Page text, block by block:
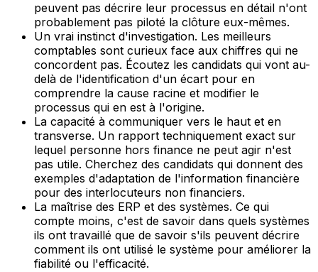
peuvent pas décrire leur processus en détail n'ont
probablement pas piloté la clôture eux-mêmes.
Un vrai instinct d'investigation. Les meilleurs
comptables sont curieux face aux chiffres qui ne
concordent pas. Écoutez les candidats qui vont au-
delà de l'identification d'un écart pour en
comprendre la cause racine et modifier le
processus qui en est à l'origine.
La capacité à communiquer vers le haut et en
transverse. Un rapport techniquement exact sur
lequel personne hors finance ne peut agir n'est
pas utile. Cherchez des candidats qui donnent des
exemples d'adaptation de l'information financière
pour des interlocuteurs non financiers.
La maîtrise des ERP et des systèmes. Ce qui
compte moins, c'est de savoir dans quels systèmes
ils ont travaillé que de savoir s'ils peuvent décrire
comment ils ont utilisé le système pour améliorer la
fiabilité ou l'efficacité.